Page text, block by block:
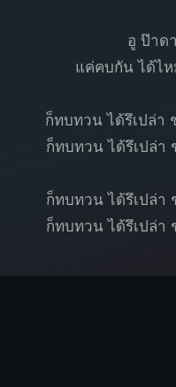
อู ป๊าด
แค่คบกัน ได้ไห
ก็ทบทวน ได้รึเปล่า
ก็ทบทวน ได้รึเปล่า
ก็ทบทวน ได้รึเปล่า
ก็ทบทวน ได้รึเปล่า